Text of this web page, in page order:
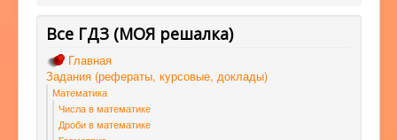
Все ГДЗ (МОЯ решалка)
Главная
Задания (рефераты, курсовые, доклады)
Математика
Числа в математике
Дроби в математике